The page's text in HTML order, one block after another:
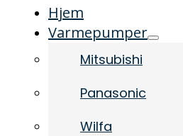
Hjem
Varmepumper
Mitsubishi
Panasonic
Wilfa